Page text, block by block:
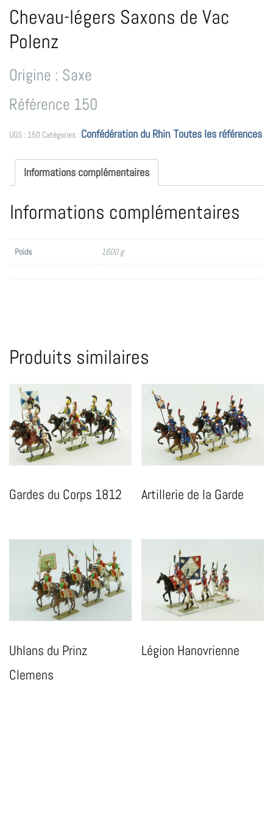
Chevau-légers Saxons de Vac
Polenz
Origine : Saxe
Référence 150
UGS : 150 Catégories : Confédération du Rhin, Toutes les références
Informations complémentaires
Informations complémentaires
Poids 1600 g
Produits similaires
Gardes du Corps 1812 Artillerie de la Garde
Uhlans du Prinz
Clemens
Légion Hanovrienne